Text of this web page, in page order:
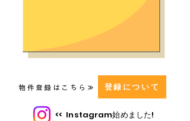
​物件登録はこちら≫ 登録について
<< ​Instagram始めました!